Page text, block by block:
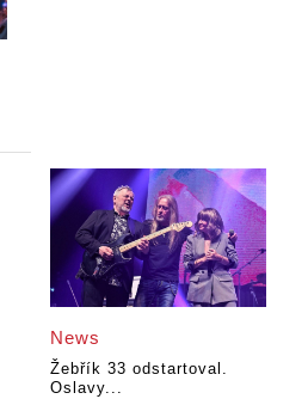
News
Žebřík 33 odstartoval.
Oslavy...